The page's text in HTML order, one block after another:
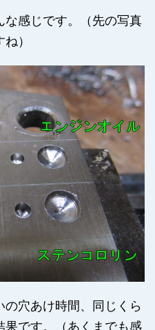
な感じです。（先の写真
）
穴あけ時間、同じくら
果です。（あくまでも感